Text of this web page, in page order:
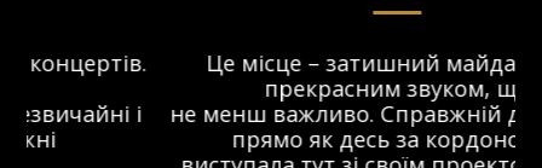
Це місце – затишний майданчик з
прекрасним звуком, що
не менш важливо. Справжній джаз-клуб,
прямо як десь за кордоном. Я